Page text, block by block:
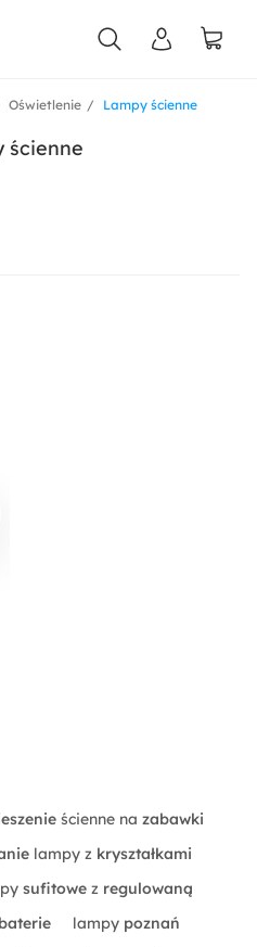
Lampy ścienne
Oświetlenie
ścienne
ścienne na zabawki
lampy z kryształkami
sufitowe z regulowaną
baterie lampy poznań